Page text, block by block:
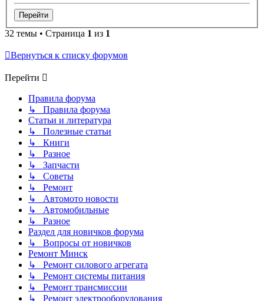
32 темы • Страница 1 из 1
Вернуться к списку форумов
Перейти
Правила форума
↳ Правила форума
Статьи и литература
↳ Полезные статьи
↳ Книги
↳ Разное
↳ Запчасти
↳ Советы
↳ Ремонт
↳ Автомото новости
↳ Автомобильные
↳ Разное
Раздел для новичков форума
↳ Вопросы от новичков
Ремонт Минск
↳ Ремонт силового агрегата
↳ Ремонт системы питания
↳ Ремонт трансмиссии
↳ Ремонт электрооборудования